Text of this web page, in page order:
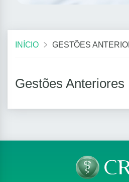
INÍCIO GESTÕES
Gestões Anteriores